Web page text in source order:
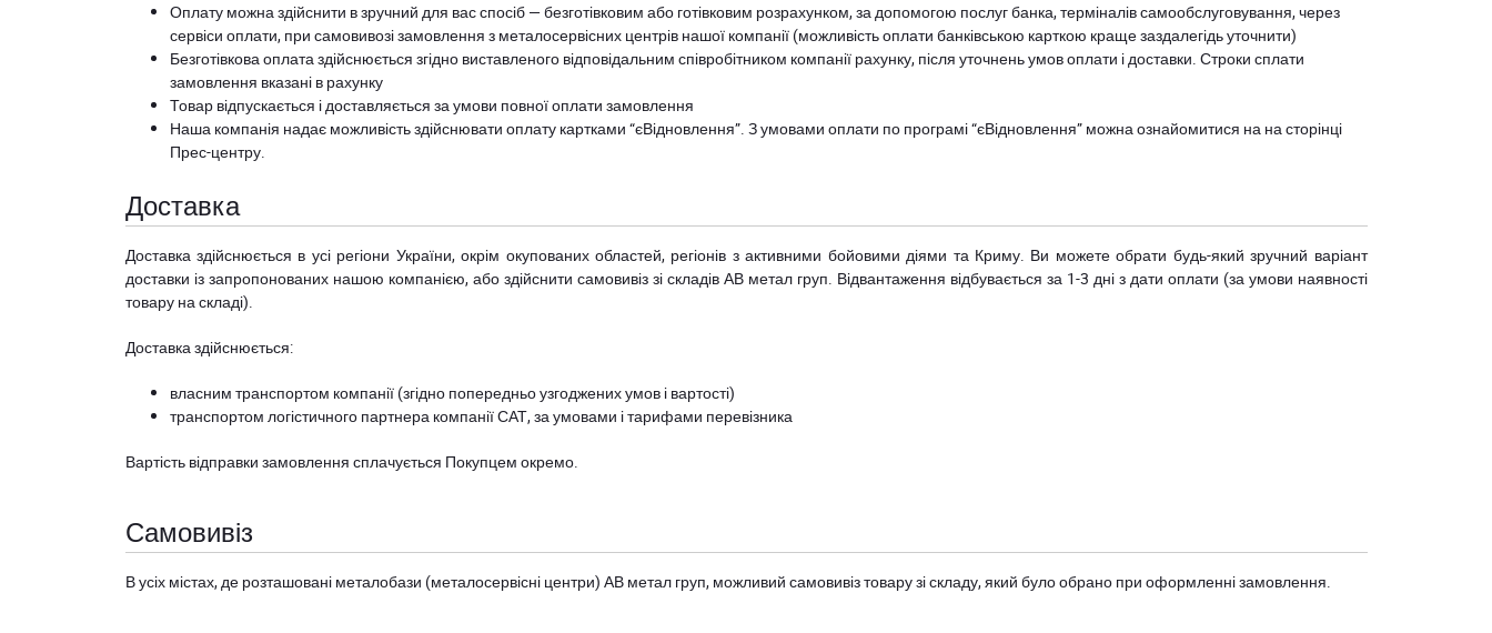
Оплату можна здійснити в зручний для вас спосіб — безготівковим або готівковим розрахунком, за допомогою послуг банка, терміналів самообслуговування, через
сервіси оплати, при самовивозі замовлення з металосервісних центрів нашої компанії (можливість оплати банківською карткою краще заздалегідь уточнити)
Безготівкова оплата здійснюється згідно виставленого відповідальним співробітником компанії рахунку, після уточнень умов оплати і доставки. Строки сплати
замовлення вказані в рахунку
Товар відпускається і доставляється за умови повної оплати замовлення
Наша компанія надає можливість здійснювати оплату картками “єВідновлення”. З умовами оплати по програмі “єВідновлення” можна ознайомитися на на сторінці
Прес-центру.
Доставка
Доставка здійснюється в усі регіони України, окрім окупованих областей, регіонів з активними бойовими діями та Криму. Ви можете обрати будь-який зручний варіант
доставки із запропонованих нашою компанією, або здійснити самовивіз зі складів АВ метал груп. Відвантаження відбувається за 1-3 дні з дати оплати (за умови наявності
товару на складі).
Доставка здійснюється:
власним транспортом компанії (згідно попередньо узгоджених умов і вартості)
транспортом логістичного партнера компанії САТ, за умовами і тарифами перевізника
Вартість відправки замовлення сплачується Покупцем окремо.
Самовивіз
В усіх містах, де розташовані металобази (металосервісні центри) АВ метал груп, можливий самовивіз товару зі складу, який було обрано при оформленні замовлення.